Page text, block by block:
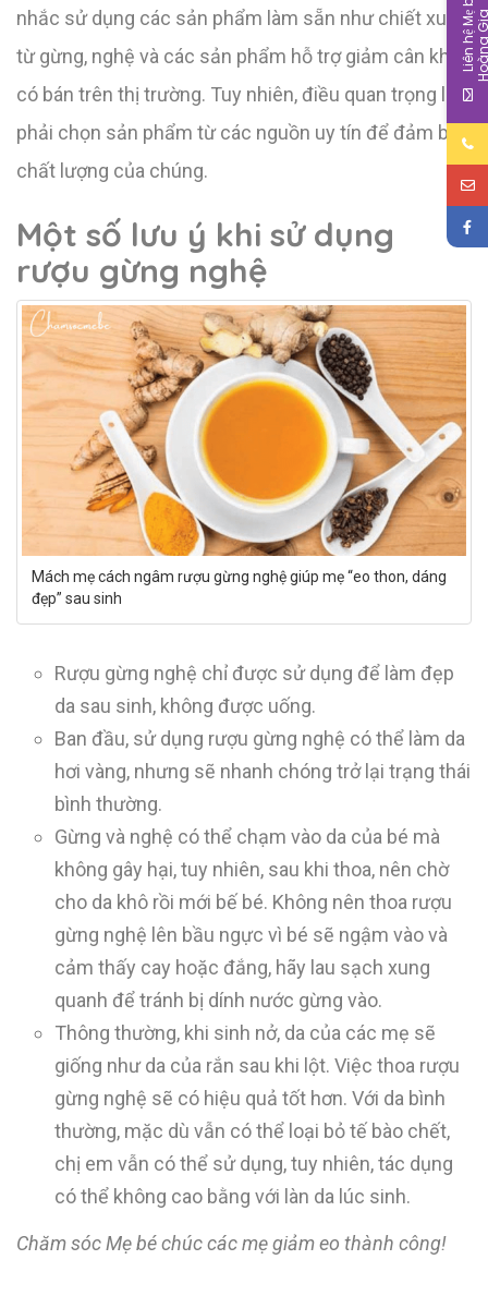
nhắc sử dụng các sản phẩm làm sẵn như chiết xuất
từ ​​gừng, nghệ và các sản phẩm hỗ trợ giảm cân khác
có bán trên thị trường. Tuy nhiên, điều quan trọng là
phải chọn sản phẩm từ các nguồn uy tín để đảm bảo
chất lượng của chúng.
Một số lưu ý khi sử dụng
rượu gừng nghệ
Mách mẹ cách ngâm rượu gừng nghệ giúp mẹ “eo thon, dáng
đẹp” sau sinh
Rượu gừng nghệ chỉ được sử dụng để làm đẹp
da sau sinh, không được uống.
Ban đầu, sử dụng rượu gừng nghệ có thể làm da
hơi vàng, nhưng sẽ nhanh chóng trở lại trạng thái
bình thường.
Gừng và nghệ có thể chạm vào da của bé mà
không gây hại, tuy nhiên, sau khi thoa, nên chờ
cho da khô rồi mới bế bé. Không nên thoa rượu
gừng nghệ lên bầu ngực vì bé sẽ ngậm vào và
cảm thấy cay hoặc đắng, hãy lau sạch xung
quanh để tránh bị dính nước gừng vào.
Thông thường, khi sinh nở, da của các mẹ sẽ
giống như da của rắn sau khi lột. Việc thoa rượu
gừng nghệ sẽ có hiệu quả tốt hơn. Với da bình
thường, mặc dù vẫn có thể loại bỏ tế bào chết,
chị em vẫn có thể sử dụng, tuy nhiên, tác dụng
có thể không cao bằng với làn da lúc sinh.
Chăm sóc Mẹ bé chúc các mẹ giảm eo thành công!
L
i
ê
n
h
ệ
M
b
é
H
o
à
n
g
G
i